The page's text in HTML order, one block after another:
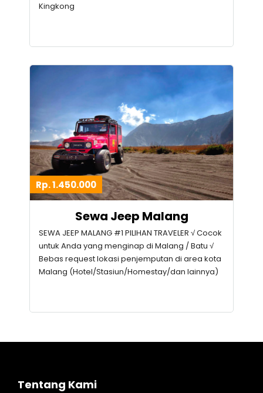
Kingkong
Rp. 1.450.000
Sewa Jeep Malang
SEWA JEEP MALANG #1 PILIHAN TRAVELER √ Cocok
untuk Anda yang menginap di Malang / Batu √
Bebas request lokasi penjemputan di area kota
Malang (Hotel/Stasiun/Homestay/dan lainnya)
Tentang Kami